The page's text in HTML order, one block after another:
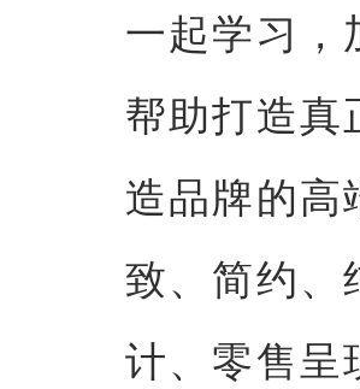
一起学习，
帮助打造真
造品牌的高
致、简约、
计、零售呈